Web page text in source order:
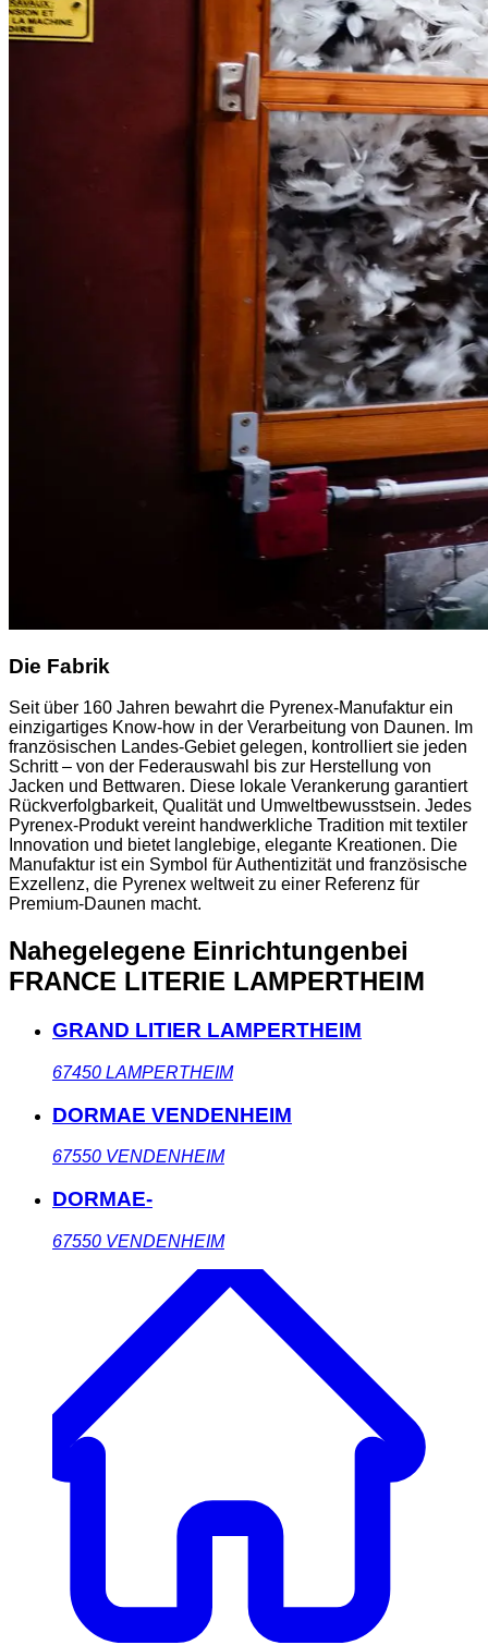
Die Fabrik
Seit über 160 Jahren bewahrt die Pyrenex-Manufaktur ein
einzigartiges Know-how in der Verarbeitung von Daunen. Im
französischen Landes-Gebiet gelegen, kontrolliert sie jeden
Schritt – von der Federauswahl bis zur Herstellung von
Jacken und Bettwaren. Diese lokale Verankerung garantiert
Rückverfolgbarkeit, Qualität und Umweltbewusstsein. Jedes
Pyrenex-Produkt vereint handwerkliche Tradition mit textiler
Innovation und bietet langlebige, elegante Kreationen. Die
Manufaktur ist ein Symbol für Authentizität und französische
Exzellenz, die Pyrenex weltweit zu einer Referenz für
Premium-Daunen macht.
Nahegelegene Einrichtungenbei
FRANCE LITERIE LAMPERTHEIM
GRAND LITIER LAMPERTHEIM
67450 LAMPERTHEIM
DORMAE VENDENHEIM
67550 VENDENHEIM
DORMAE-
67550 VENDENHEIM